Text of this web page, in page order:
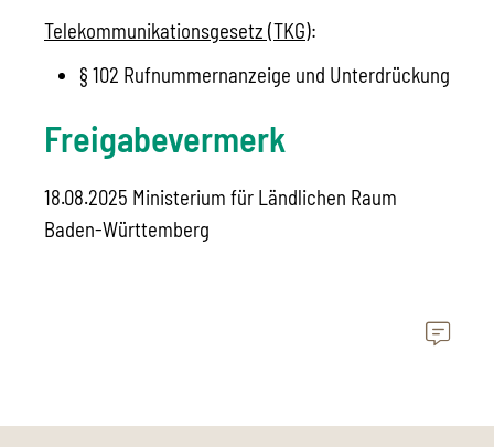
Telekommunikationsgesetz (TKG):
§ 102 Rufnummernanzeige und Unterdrückung
Freigabevermerk
18.08.2025 Ministerium für Ländlichen Raum
Baden-Württemberg